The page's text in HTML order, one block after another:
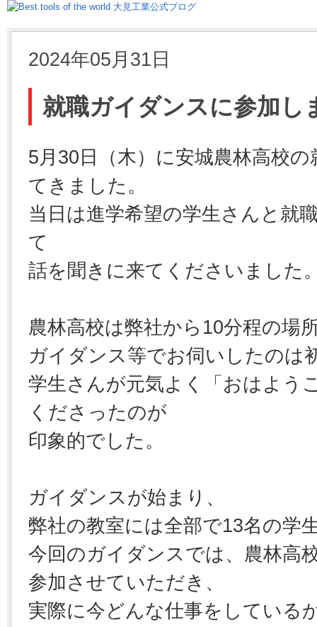
2024年05月31日
就職ガイダンスに参加し
5月30日（木）に安城農林高校
てきました。
当日は進学希望の学生さんと就
て
話を聞きに来てくださいました
農林高校は弊社から10分程の場
ガイダンス等でお伺いしたのは
学生さんが元気よく「おはよう
くださったのが
印象的でした。
ガイダンスが始まり、
弊社の教室には全部で13名の学
今回のガイダンスでは、農林高
参加させていただき、
実際に今どんな仕事をしている